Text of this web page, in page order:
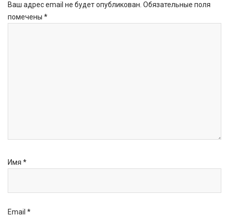
Ваш адрес email не будет опубликован. Обязательные поля
помечены *
Имя *
Email *